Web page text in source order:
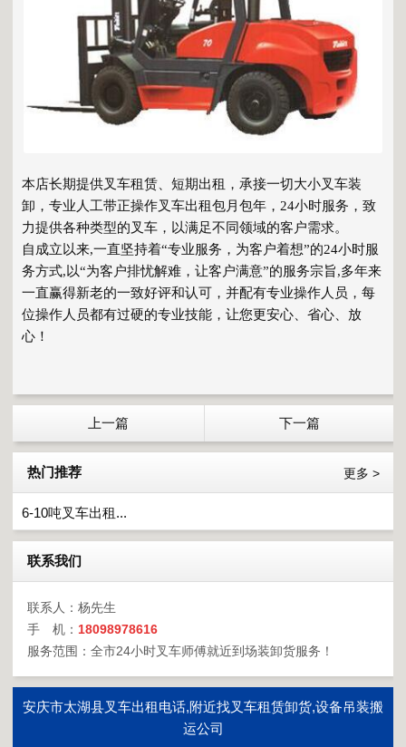
本店长期提供叉车租赁、短期出租，承接一切大小叉车装
卸，专业人工带正操作叉车出租包月包年，24小时服务，致
力提供各种类型的叉车，以满足不同领域的客户需求。
自成立以来,一直坚持着“专业服务，为客户着想”的24小时服
务方式,以“为客户排忧解难，让客户满意”的服务宗旨,多年来
一直赢得新老的一致好评和认可，并配有专业操作人员，每
位操作人员都有过硬的专业技能，让您更安心、省心、放
心！
上一篇 下一篇
热门推荐 更多 >
6-10吨叉车出租...
联系我们
联系人：杨先生
手 机： 18098978616
服务范围：全市24小时叉车师傅就近到场装卸货服务！
安庆市太湖县叉车出租电话,附近找叉车租赁卸货,设备吊装搬
运公司